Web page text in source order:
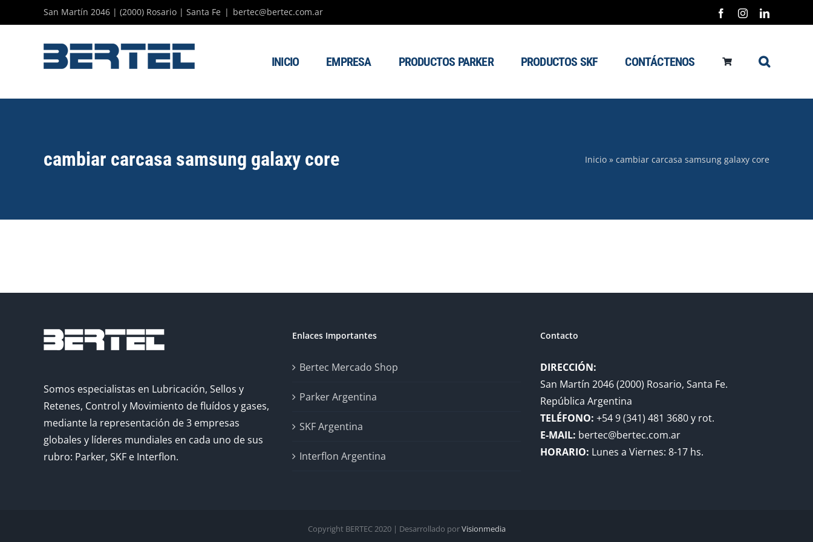
to
San Martín 2046 | (2000) Rosario | Santa Fe | bertec@bertec.com.ar FacebookInstagramLinkedIn
INICIO EMPRESA PRODUCTOS PARKER PRODUCTOS SKF CONTÁCTENOS
cambiar carcasa samsung galaxy core Inicio » cambiar carcasa samsung galaxy core
Somos especialistas en Lubricación, Sellos y
Retenes, Control y Movimiento de fluídos y gases,
mediante la representación de 3 empresas
globales y líderes mundiales en cada uno de sus
rubro: Parker, SKF e Interflon.
Enlaces Importantes
Bertec Mercado Shop
Parker Argentina
SKF Argentina
Interflon Argentina
Contacto
DIRECCIÓN:
San Martín 2046 (2000) Rosario, Santa Fe.
República Argentina
TELÉFONO: +54 9 (341) 481 3680 y rot.
E-MAIL: bertec@bertec.com.ar
HORARIO: Lunes a Viernes: 8-17 hs.
Copyright BERTEC 2020 | Desarrollado porVisionmedia